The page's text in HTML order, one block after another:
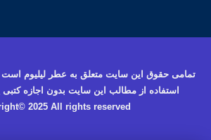
تمامی حقوق این سایت متعلق به عطر لیلیوم است
استفاده از مطالب این سایت بدون اجازه کتبی
2025 All rights reserved